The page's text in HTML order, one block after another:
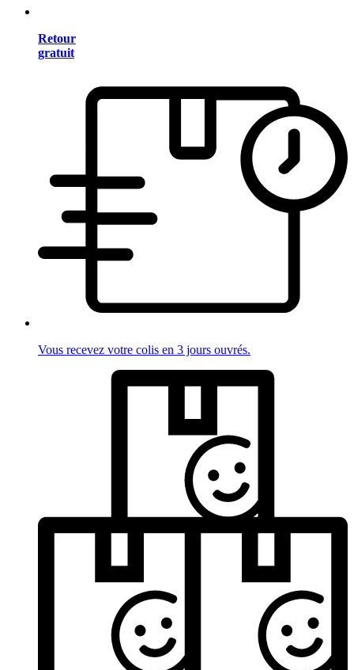
Retour
gratuit
Vous recevez votre colis en 3 jours ouvrés.